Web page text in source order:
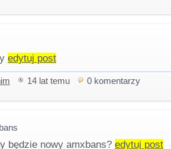
edytuj post
14 lat temu 0 komentarzy
będzie nowy amxbans? edytuj post